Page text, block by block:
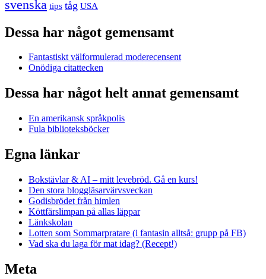
svenska tips tåg USA
Dessa har något gemensamt
Fantastiskt välformulerad moderecensent
Onödiga citattecken
Dessa har något helt annat gemensamt
En amerikansk språkpolis
Fula biblioteksböcker
Egna länkar
Bokstävlar & AI – mitt levebröd. Gå en kurs!
Den stora bloggläsarvärvsveckan
Godisbrödet från himlen
Köttfärslimpan på allas läppar
Länkskolan
Lotten som Sommarpratare (i fantasin alltså: grupp på FB)
Vad ska du laga för mat idag? (Recept!)
Meta